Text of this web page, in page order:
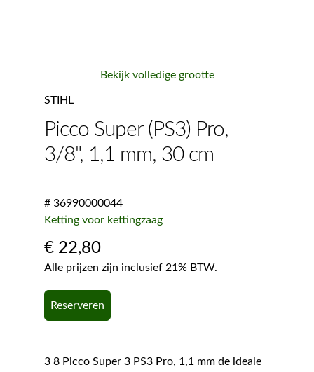
Bekijk volledige grootte
STIHL
Picco Super (PS3) Pro,
3/8", 1,1 mm, 30 cm
# 36990000044
Ketting voor kettingzaag
€22,80
Alle prijzen zijn inclusief 21% BTW.
Reserveren
3 8 Picco Super 3 PS3 Pro, 1,1 mm de ideale